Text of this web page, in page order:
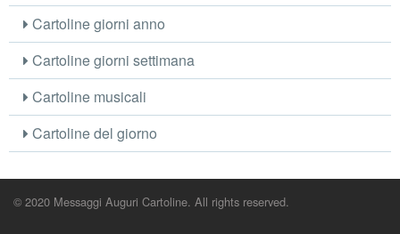
Cartoline giorni anno
Cartoline giorni settimana
Cartoline musicali
Cartoline del giorno
© 2020 Messaggi Auguri Cartoline. All rights reserved.